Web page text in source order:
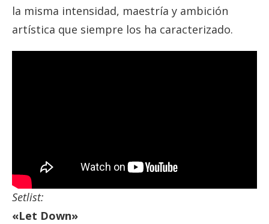
la misma intensidad, maestría y ambición
artística que siempre los ha caracterizado.
Setlist:
«Let Down»